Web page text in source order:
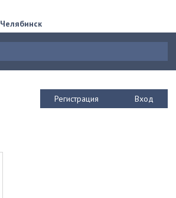
Челябинск
Регистрация Вход